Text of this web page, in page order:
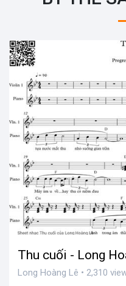
Thu cuối - Long
Long Hoàng Lê • 2,310